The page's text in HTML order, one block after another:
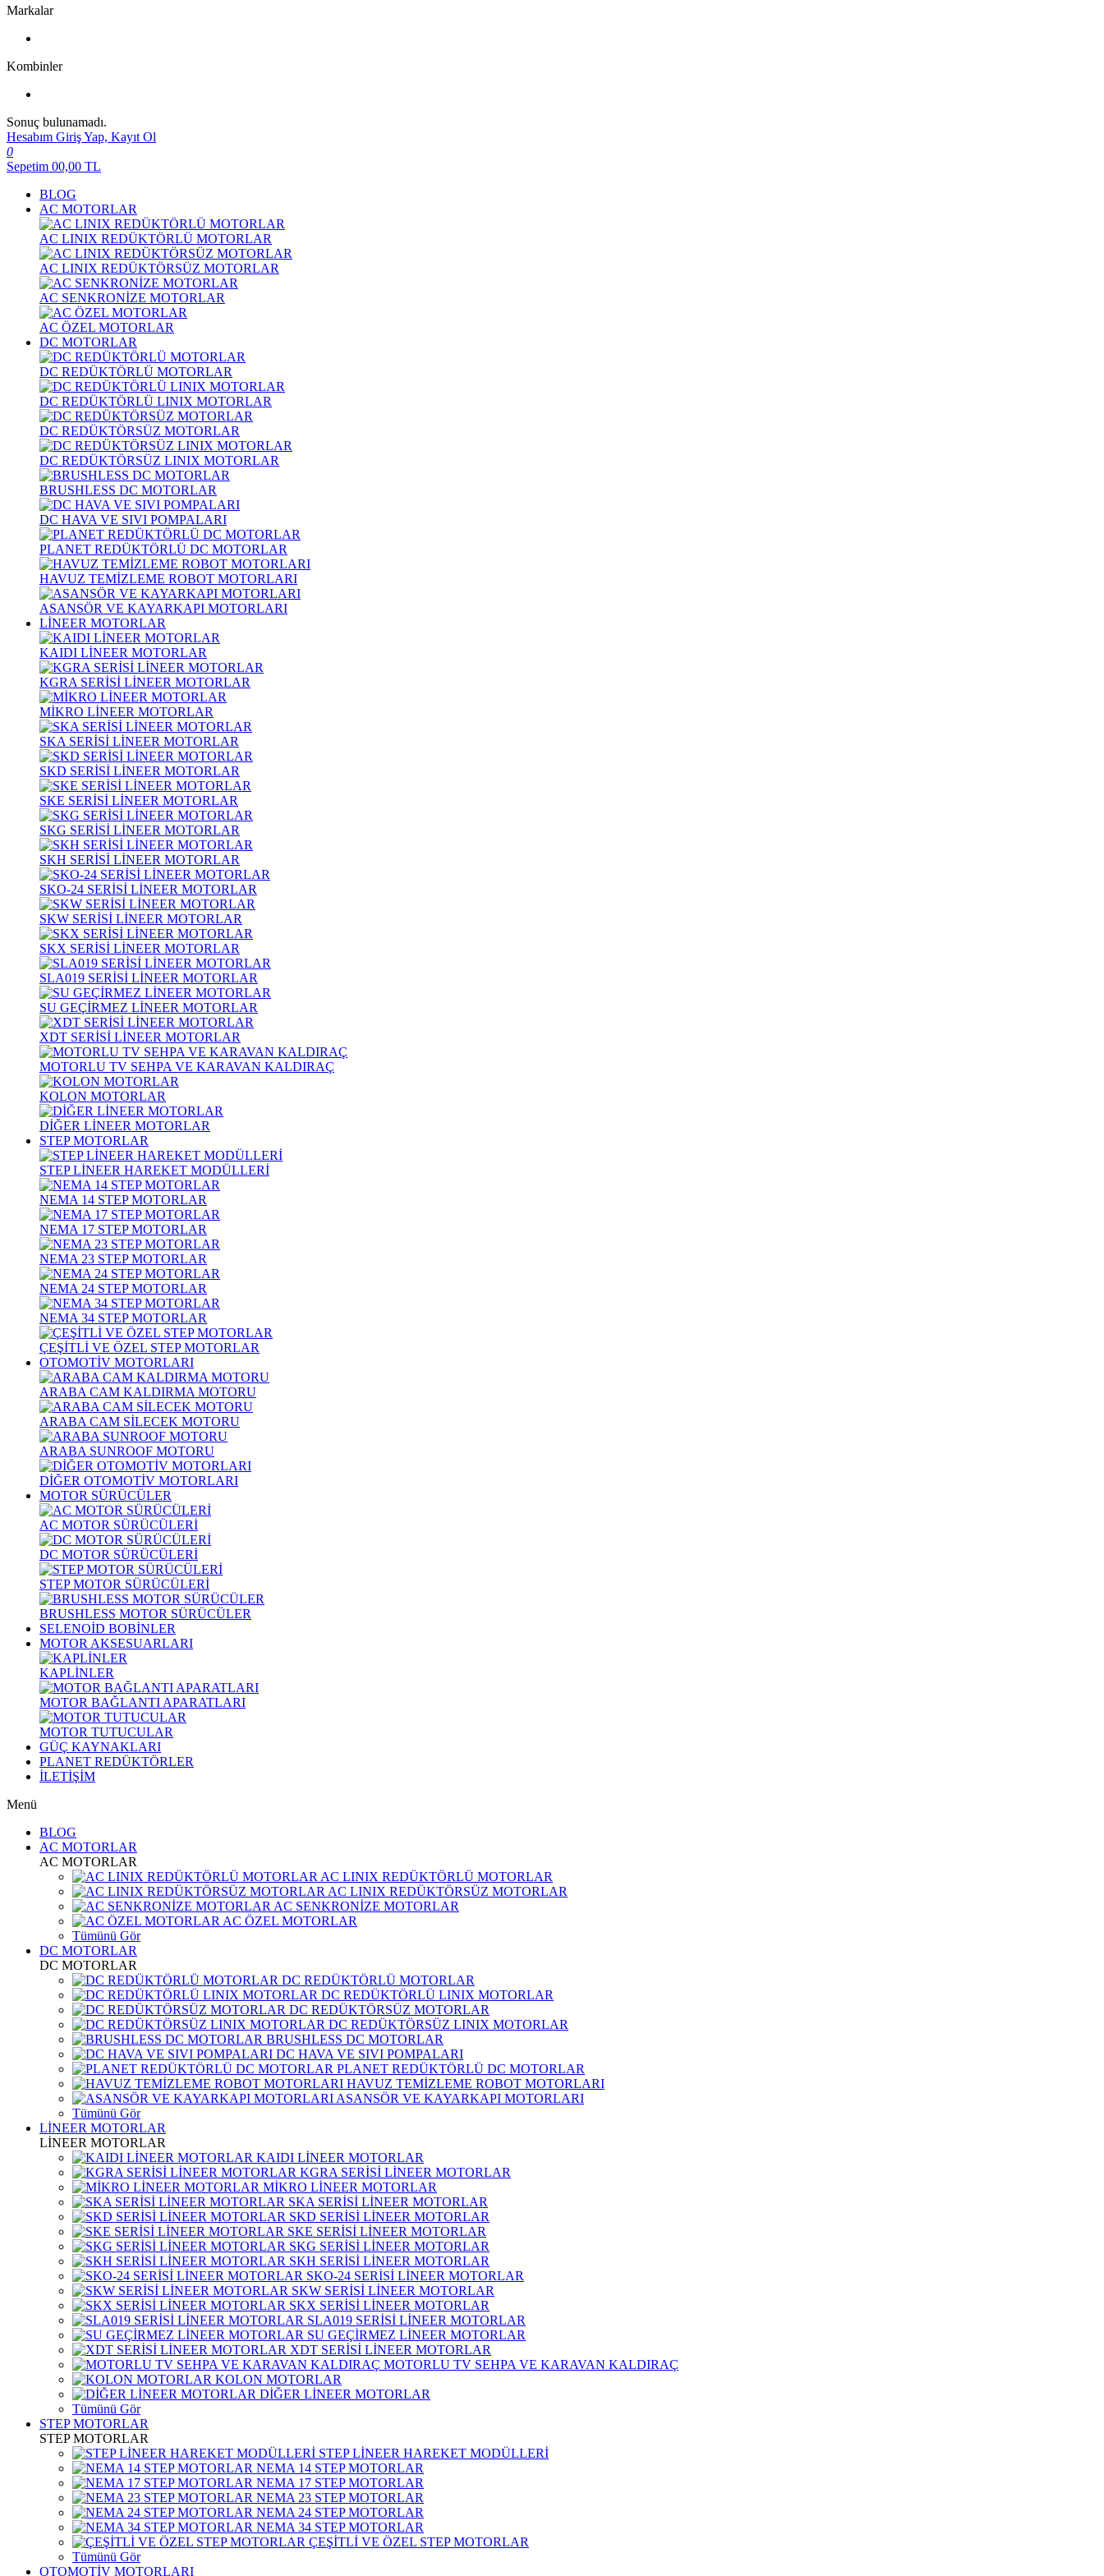
Markalar
Kombinler
Sonuç bulunamadı.
Hesabım Giriş Yap, Kayıt Ol
0
Sepetim 00,00 TL
BLOG
AC MOTORLAR
AC LINIX REDÜKTÖRLÜ MOTORLAR
AC LINIX REDÜKTÖRSÜZ MOTORLAR
AC SENKRONİZE MOTORLAR
AC ÖZEL MOTORLAR
DC MOTORLAR
DC REDÜKTÖRLÜ MOTORLAR
DC REDÜKTÖRLÜ LINIX MOTORLAR
DC REDÜKTÖRSÜZ MOTORLAR
DC REDÜKTÖRSÜZ LINIX MOTORLAR
BRUSHLESS DC MOTORLAR
DC HAVA VE SIVI POMPALARI
PLANET REDÜKTÖRLÜ DC MOTORLAR
HAVUZ TEMİZLEME ROBOT MOTORLARI
ASANSÖR VE KAYARKAPI MOTORLARI
LİNEER MOTORLAR
KAIDI LİNEER MOTORLAR
KGRA SERİSİ LİNEER MOTORLAR
MİKRO LİNEER MOTORLAR
SKA SERİSİ LİNEER MOTORLAR
SKD SERİSİ LİNEER MOTORLAR
SKE SERİSİ LİNEER MOTORLAR
SKG SERİSİ LİNEER MOTORLAR
SKH SERİSİ LİNEER MOTORLAR
SKO-24 SERİSİ LİNEER MOTORLAR
SKW SERİSİ LİNEER MOTORLAR
SKX SERİSİ LİNEER MOTORLAR
SLA019 SERİSİ LİNEER MOTORLAR
SU GEÇİRMEZ LİNEER MOTORLAR
XDT SERİSİ LİNEER MOTORLAR
MOTORLU TV SEHPA VE KARAVAN KALDIRAÇ
KOLON MOTORLAR
DİĞER LİNEER MOTORLAR
STEP MOTORLAR
STEP LİNEER HAREKET MODÜLLERİ
NEMA 14 STEP MOTORLAR
NEMA 17 STEP MOTORLAR
NEMA 23 STEP MOTORLAR
NEMA 24 STEP MOTORLAR
NEMA 34 STEP MOTORLAR
ÇEŞİTLİ VE ÖZEL STEP MOTORLAR
OTOMOTİV MOTORLARI
ARABA CAM KALDIRMA MOTORU
ARABA CAM SİLECEK MOTORU
ARABA SUNROOF MOTORU
DİĞER OTOMOTİV MOTORLARI
MOTOR SÜRÜCÜLER
AC MOTOR SÜRÜCÜLERİ
DC MOTOR SÜRÜCÜLERİ
STEP MOTOR SÜRÜCÜLERİ
BRUSHLESS MOTOR SÜRÜCÜLER
SELENOİD BOBİNLER
MOTOR AKSESUARLARI
KAPLİNLER
MOTOR BAĞLANTI APARATLARI
MOTOR TUTUCULAR
GÜÇ KAYNAKLARI
PLANET REDÜKTÖRLER
İLETİŞİM
Menü
BLOG
AC MOTORLAR
AC MOTORLAR
AC LINIX REDÜKTÖRLÜ MOTORLAR
AC LINIX REDÜKTÖRSÜZ MOTORLAR
AC SENKRONİZE MOTORLAR
AC ÖZEL MOTORLAR
Tümünü Gör
DC MOTORLAR
DC MOTORLAR
DC REDÜKTÖRLÜ MOTORLAR
DC REDÜKTÖRLÜ LINIX MOTORLAR
DC REDÜKTÖRSÜZ MOTORLAR
DC REDÜKTÖRSÜZ LINIX MOTORLAR
BRUSHLESS DC MOTORLAR
DC HAVA VE SIVI POMPALARI
PLANET REDÜKTÖRLÜ DC MOTORLAR
HAVUZ TEMİZLEME ROBOT MOTORLARI
ASANSÖR VE KAYARKAPI MOTORLARI
Tümünü Gör
LİNEER MOTORLAR
LİNEER MOTORLAR
KAIDI LİNEER MOTORLAR
KGRA SERİSİ LİNEER MOTORLAR
MİKRO LİNEER MOTORLAR
SKA SERİSİ LİNEER MOTORLAR
SKD SERİSİ LİNEER MOTORLAR
SKE SERİSİ LİNEER MOTORLAR
SKG SERİSİ LİNEER MOTORLAR
SKH SERİSİ LİNEER MOTORLAR
SKO-24 SERİSİ LİNEER MOTORLAR
SKW SERİSİ LİNEER MOTORLAR
SKX SERİSİ LİNEER MOTORLAR
SLA019 SERİSİ LİNEER MOTORLAR
SU GEÇİRMEZ LİNEER MOTORLAR
XDT SERİSİ LİNEER MOTORLAR
MOTORLU TV SEHPA VE KARAVAN KALDIRAÇ
KOLON MOTORLAR
DİĞER LİNEER MOTORLAR
Tümünü Gör
STEP MOTORLAR
STEP MOTORLAR
STEP LİNEER HAREKET MODÜLLERİ
NEMA 14 STEP MOTORLAR
NEMA 17 STEP MOTORLAR
NEMA 23 STEP MOTORLAR
NEMA 24 STEP MOTORLAR
NEMA 34 STEP MOTORLAR
ÇEŞİTLİ VE ÖZEL STEP MOTORLAR
Tümünü Gör
OTOMOTİV MOTORLARI